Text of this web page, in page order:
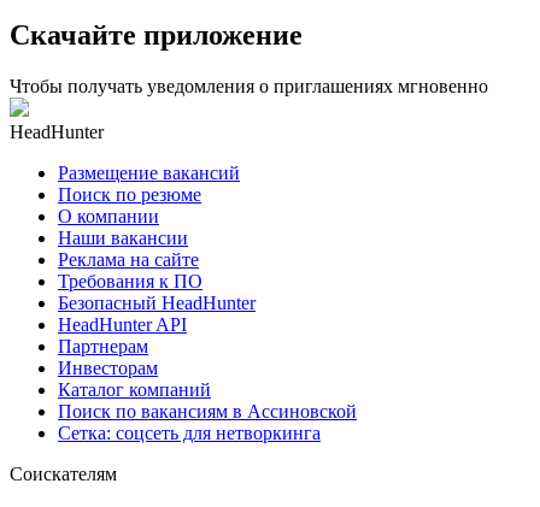
Скачайте приложение
Чтобы получать уведомления о приглашениях мгновенно
HeadHunter
Размещение вакансий
Поиск по резюме
О компании
Наши вакансии
Реклама на сайте
Требования к ПО
Безопасный HeadHunter
HeadHunter API
Партнерам
Инвесторам
Каталог компаний
Поиск по вакансиям в Ассиновской
Сетка: соцсеть для нетворкинга
Соискателям